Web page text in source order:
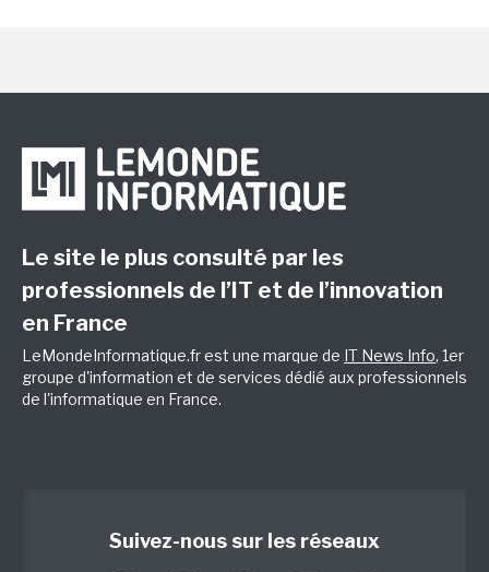
Le site le plus consulté par les
professionnels de l’IT et de l’innovation
en France
LeMondeInformatique.fr est une marque de IT News Info, 1er
groupe d'information et de services dédié aux professionnels
de l'informatique en France.
Suivez-nous sur les réseaux